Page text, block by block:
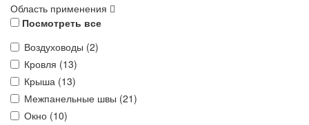
Область применения
Посмотреть все
Воздуховоды (2)
Кровля (13)
Крыша (13)
Межпанельные швы (21)
Окно (10)